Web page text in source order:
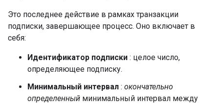
Это последнее действие в рамках транзакции
подписки, завершающее процесс. Оно включает в
себя:
Идентификатор подписки : целое число,
определяющее подписку.
Минимальный интервал : окончательно
определенный минимальный интервал между